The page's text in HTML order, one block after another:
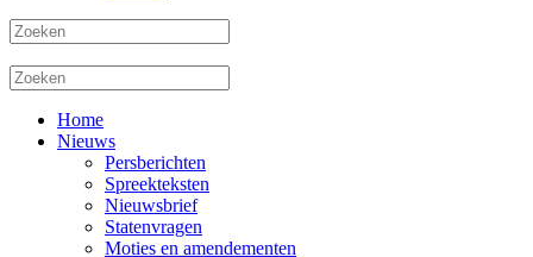
Home
Nieuws
Persberichten
Spreekteksten
Nieuwsbrief
Statenvragen
Moties en amendementen